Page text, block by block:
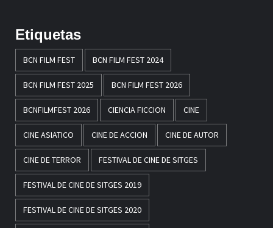
Etiquetas
BCN FILM FEST BCN FILM FEST 2024
BCN FILM FEST 2025 BCN FILM FEST 2026
BCNFILMFEST 2026 CIENCIA FICCION CINE
CINE ASIATICO CINE DE ACCION CINE DE AUTOR
CINE DE TERROR FESTIVAL DE CINE DE SITGES
FESTIVAL DE CINE DE SITGES 2019
FESTIVAL DE CINE DE SITGES 2020